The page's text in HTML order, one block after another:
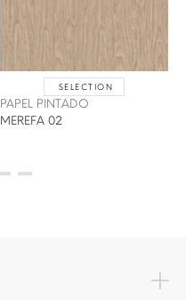
SELECTION
PAPEL PINTADO
MEREFA 02